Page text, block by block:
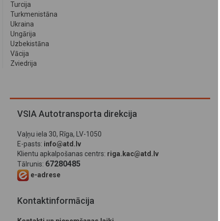
Turcija
Turkmenistāna
Ukraina
Ungārija
Uzbekistāna
Vācija
Zviedrija
VSIA Autotransporta direkcija
Vaļņu iela 30, Rīga, LV-1050
E-pasts: info@atd.lv
Klientu apkalpošanas centrs: riga.kac@atd.lv
Tālrunis: 67280485
e-adrese
Kontaktinformācija